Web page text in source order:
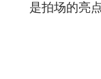
是拍场的亮点